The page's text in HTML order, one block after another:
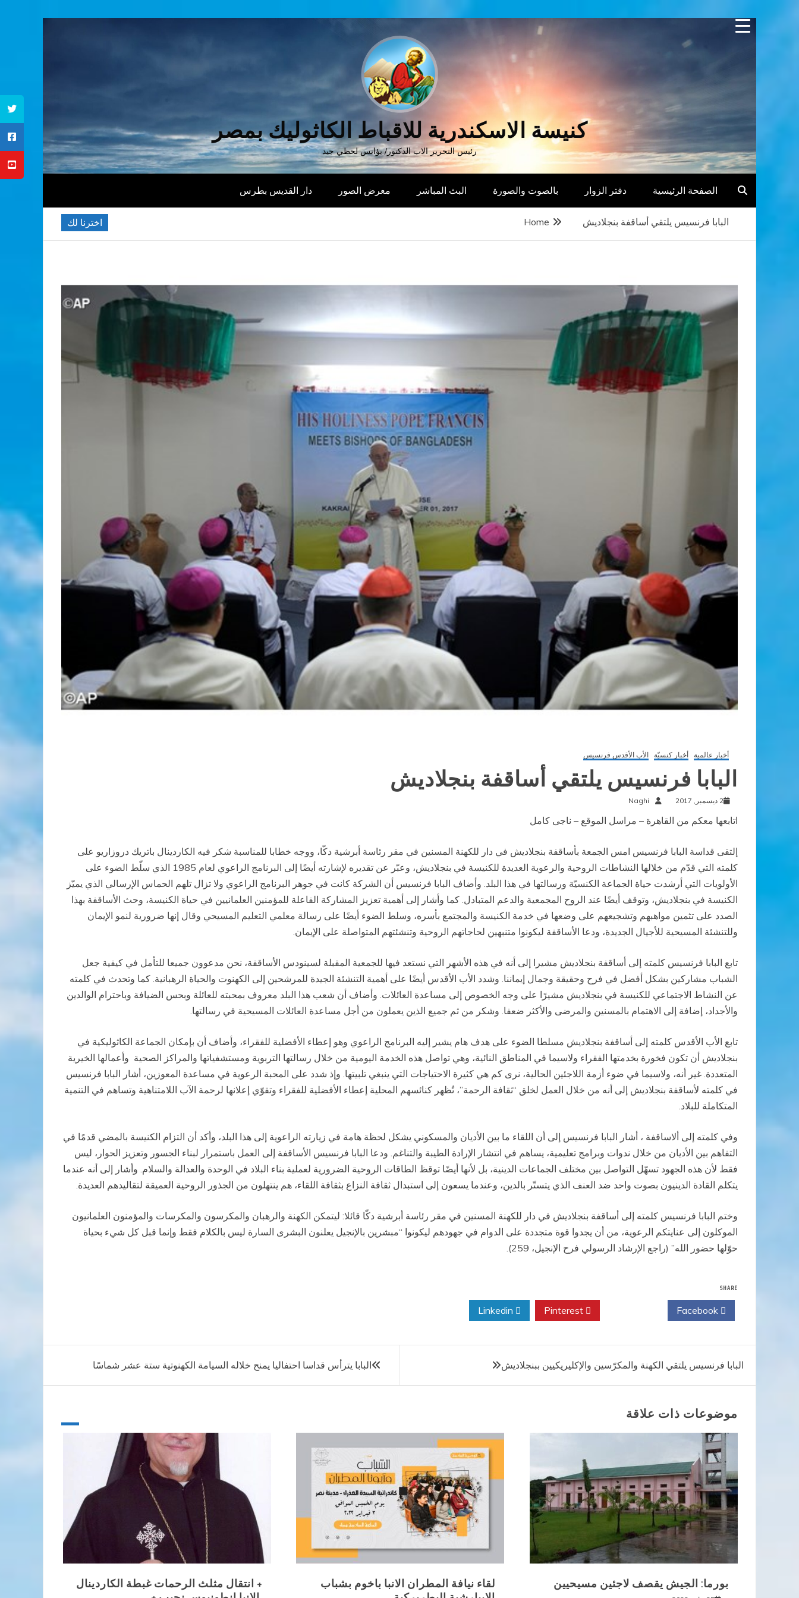
Skip
كنيسة الاسكندرية للاقباط الكاثوليك بمصر
رئيس التحرير الاب الدكتور/ يؤانس لحظي جيد
الصفحة الرئيسية دفتر الزوار بالصوت والصورة البث المباشر معرض الصور دار القديس بطرس
اخترنا لك Home البابا فرنسيس يلتقي أساقفة بنجلاديش
أخبار عالمية أخبار كنسيّة الأب الأقدس فرنسيس
البابا فرنسيس يلتقي أساقفة بنجلاديش
2 ديسمبر, 2017 Naghi
اتابعها معكم من القاهرة – مراسل الموقع – ناجى كامل
إلتقى قداسة البابا فرنسيس امس الجمعة بأساقفة بنجلاديش في دار للكهنة المسنين في مقر رئاسة أبرشية دكّا، ووجه خطابا للمناسبة شكر فيه الكاردينال باتريك دروزاريو على
كلمته التي قدّم من خلالها النشاطات الروحية والرعوية العديدة للكنيسة في بنجلاديش، وعبّر عن تقديره لإشارته أيضًا إلى البرنامج الراعوي لعام 1985 الذي سلّط الضوء على
الأولويات التي أرشدت حياة الجماعة الكنسيّة ورسالتها في هذا البلد. وأضاف البابا فرنسيس أن الشركة كانت في جوهر البرنامج الراعوي ولا تزال تلهم الحماس الإرسالي الذي يميّز
الكنيسة في بنجلاديش، وتوقف أيضًا عند الروح المجمعية والدعم المتبادل. كما وأشار إلى أهمية تعزيز المشاركة الفاعلة للمؤمنين العلمانيين في حياة الكنيسة، وحث الأساقفة بهذا
الصدد على تثمين مواهبهم وتشجيعهم على وضعها في خدمة الكنيسة والمجتمع بأسره، وسلط الضوء أيضًا على رسالة معلمي التعليم المسيحي وقال إنها ضرورية لنمو الإيمان
وللتنشئة المسيحية للأجيال الجديدة، ودعا الأساقفة ليكونوا متنبهين لحاجاتهم الروحية وتنشئتهم المتواصلة على الإيمان.
تابع البابا فرنسيس كلمته إلى أساقفة بنجلاديش مشيرا إلى أنه في هذه الأشهر التي نستعد فيها للجمعية المقبلة لسينودس الأساقفة، نحن مدعوون جميعا للتأمل في كيفية جعل
الشباب مشاركين بشكل أفضل في فرح وحقيقة وجمال إيماننا. وشدد الأب الأقدس أيضًا على أهمية التنشئة الجيدة للمرشحين إلى الكهنوت والحياة الرهبانية. كما وتحدث في كلمته
عن النشاط الاجتماعي للكنيسة في بنجلاديش مشيرًا على وجه الخصوص إلى مساعدة العائلات. وأضاف أن شعب هذا البلد معروف بمحبته للعائلة وبحس الضيافة وباحترام الوالدين
والأجداد، إضافة إلى الاهتمام بالمسنين والمرضى والأكثر ضعفا. وشكر من ثم جميع الذين يعملون من أجل مساعدة العائلات المسيحية في رسالتها.
تابع الأب الأقدس كلمته إلى أساقفة بنجلاديش مسلطا الضوء على هدف هام يشير إليه البرنامج الراعوي وهو إعطاء الأفضلية للفقراء، وأضاف أن بإمكان الجماعة الكاثوليكية في
بنجلاديش أن تكون فخورة بخدمتها الفقراء ولاسيما في المناطق النائية، وهي تواصل هذه الخدمة اليومية من خلال رسالتها التربوية ومستشفياتها والمراكز الصحية وأعمالها الخيرية
المتعددة. غير أنه، ولاسيما في ضوء أزمة اللاجئين الحالية، نرى كم هي كثيرة الاحتياجات التي ينبغي تلبيتها. وإذ شدد على المحبة الرعوية في مساعدة المعوزين، أشار البابا فرنسيس
في كلمته لأساقفة بنجلاديش إلى أنه من خلال العمل لخلق “ثقافة الرحمة”، تُظهر كنائسهم المحلية إعطاء الأفضلية للفقراء وتقوّي إعلانها لرحمة الآب اللامتناهية وتساهم في التنمية
المتكاملة للبلاد.
وفي كلمته إلى ألاساقفة ، أشار البابا فرنسيس إلى أن اللقاء ما بين الأديان والمسكوني يشكل لحظة هامة في زيارته الراعوية إلى هذا البلد، وأكد أن التزام الكنيسة بالمضي قدمًا في
التفاهم بين الأديان من خلال ندوات وبرامج تعليمية، يساهم في انتشار الإرادة الطيبة والتناغم. ودعا البابا فرنسيس الأساقفة إلى العمل باستمرار لبناء الجسور وتعزيز الحوار، ليس
فقط لأن هذه الجهود تسهّل التواصل بين مختلف الجماعات الدينية، بل لأنها أيضًا توقظ الطاقات الروحية الضرورية لعملية بناء البلاد في الوحدة والعدالة والسلام. وأشار إلى أنه عندما
يتكلم القادة الدينيون بصوت واحد ضد العنف الذي يتستّر بالدين، وعندما يسعون إلى استبدال ثقافة النزاع بثقافة اللقاء، هم ينتهلون من الجذور الروحية العميقة لتقاليدهم العديدة.
وختم البابا فرنسيس كلمته إلى أساقفة بنجلاديش في دار للكهنة المسنين في مقر رئاسة أبرشية دكّا قائلا: ليتمكن الكهنة والرهبان والمكرسون والمكرسات والمؤمنون العلمانيون
الموكلون إلى عنايتكم الرعوية، من أن يجدوا قوة متجددة على الدوام في جهودهم ليكونوا “مبشرين بالإنجيل يعلنون البشرى السارة ليس بالكلام فقط وإنما قبل كل شيء بحياة
حوّلها حضور الله” (راجع الإرشاد الرسولي فرح الإنجيل، 259).
SHARE
تصفّح
المقالات
البابا يترأس قداسا احتفاليا يمنح خلاله السيامة الكهنوتية ستة عشر شماسًا البابا فرنسيس يلتقي الكهنة والمكرّسين والإكليريكيين ببنجلاديش
موضوعات ذات علاقة
+ انتقال مثلث الرحمات غبطة الكاردينال
لقاء نيافة المطران الانبا باخوم بشباب
بورما: الجيش يقصف لاجئين مسيحيين